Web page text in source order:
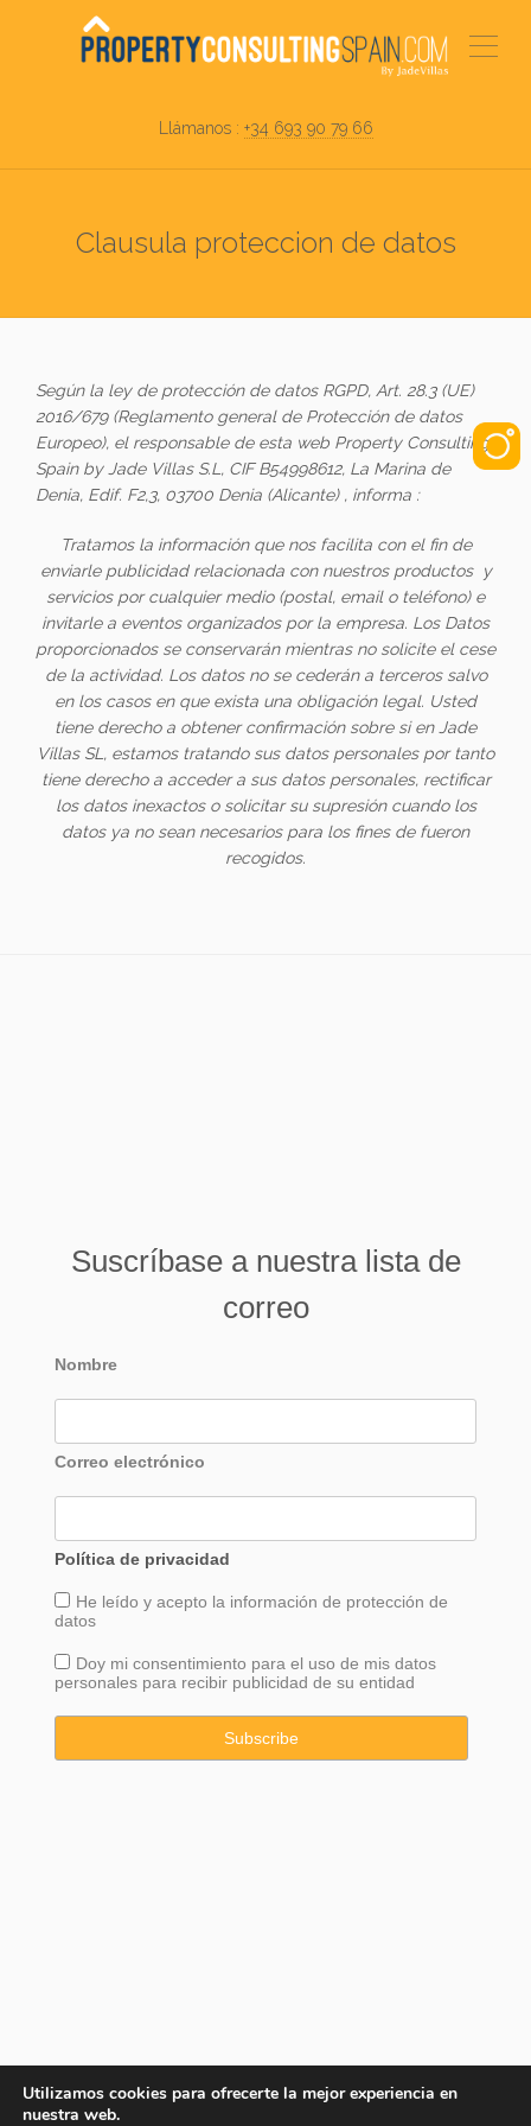
Llámanos : +34 693 90 79 66
Clausula proteccion de datos
Según la ley de protección de datos RGPD, Art. 28.3 (UE)
2016/679 (Reglamento general de Protección de datos
Europeo), el responsable de esta web Property Consulting
Spain by Jade Villas S.L, CIF B54998612, La Marina de
Denia, Edif. F2,3, 03700 Denia (Alicante) , informa :
Tratamos la información que nos facilita con el fin de
enviarle publicidad relacionada con nuestros productos y
servicios por cualquier medio (postal, email o teléfono) e
invitarle a eventos organizados por la empresa. Los Datos
proporcionados se conservarán mientras no solicite el cese
de la actividad. Los datos no se cederán a terceros salvo
en los casos en que exista una obligación legal. Usted
tiene derecho a obtener confirmación sobre si en Jade
Villas SL, estamos tratando sus datos personales por tanto
tiene derecho a acceder a sus datos personales, rectificar
los datos inexactos o solicitar su supresión cuando los
datos ya no sean necesarios para los fines de fueron
recogidos.
Suscríbase a nuestra lista de
correo
Nombre
Correo electrónico
Política de privacidad
He leído y acepto la información de protección de
datos
Doy mi consentimiento para el uso de mis datos
personales para recibir publicidad de su entidad
Utilizamos cookies para ofrecerte la mejor experiencia en
nuestra web.